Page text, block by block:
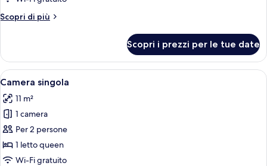
Suite,
Bed,
City
View,
Tower
(stair
access
only)
Scopri di più
Altri
Suite,
Queen
City
View,
Tower
(stair
access
only)
Scopri i prezzi per le tue date
Apri
tutte
le
foto
per
Camera
singola
Una camera d'albergo con un letto,
3
Camera singola
11 m²
1 camera
Per 2 persone
1 letto queen
Wi-Fi gratuito